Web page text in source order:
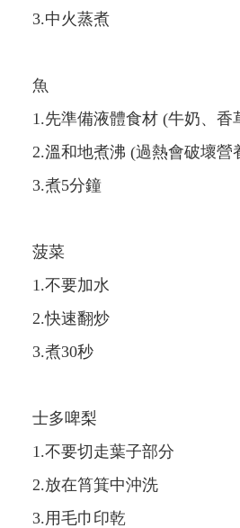
3.中火蒸煮
魚
1.先準備液體食材 (牛奶、香
2.溫和地煮沸 (過熱會破壞營
3.煮5分鐘
菠菜
1.不要加水
2.快速翻炒
3.煮30秒
士多啤梨
1.不要切走葉子部分
2.放在筲箕中沖洗
3.用毛巾印乾